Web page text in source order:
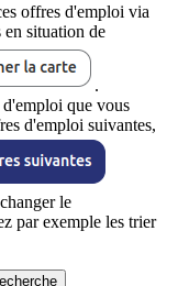
offres d'emploi via
en situation de
.
que vous
d'emploi suivantes,
le
par exemple les trier